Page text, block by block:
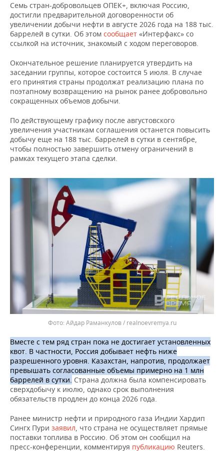
ОТКРЫТАЯ ЛЕКЦИЯ
БАСКЕТБОЛ
ВОЛЕЙБОЛ
КИБЕРСПОРТ
ФИГУРНОЕ КАТАНИЕ
ХОККЕЙ С МЯЧОМ
ИНФРАСТРУКТУРА
ИСТОРИЯ
КУЛЬТУРА
МЕДИЦИНА
ПРОИСШЕСТВИЯ
СПРАВОЧНИК
СПИСОК ПЕРСОН
СПИСОК КОМПАНИЙ
ПОЛНАЯ ВЕРСИЯ
Семь стран-добровольцев ОПЕК+, включая Россию,
достигли предварительной договоренности об
увеличении добычи нефти в августе 2026 года на 188 тыс.
баррелей в сутки. Об этом сообщает «Интерфакс» со
ссылкой на источник, знакомый с ходом переговоров.
Окончательное решение планируется утвердить на
заседании группы, которое состоится 5 июля. В случае
его принятия страны продолжат реализацию плана по
поэтапному возвращению на рынок ранее добровольно
сокращенных объемов добычи.
По действующему графику после августовского
увеличения участникам соглашения останется повысить
добычу еще на 188 тыс. баррелей в сутки в сентябре,
чтобы полностью завершить отмену ограничений в
рамках текущего этапа сделки.
Айдар Раманкулов / realnoevremya.ru
Вместе с тем ряд стран пока не достигает установленных
квот. В частности, Россия добывает нефть ниже
разрешенного уровня. Казахстан, напротив, продолжает
превышать согласованные объемы примерно на 1 млн
баррелей в сутки. Страна должна была компенсировать
сверхдобычу к июлю, однако срок выполнения
обязательств продлен до конца 2026 года.
Ранее министр нефти и природного газа Индии Хардип
Сингх Пури заявил, что страна не осуществляет прямые
поставки топлива в Россию. Об этом он сообщил на
пресс-конференции, комментируя публикацию Reuters.